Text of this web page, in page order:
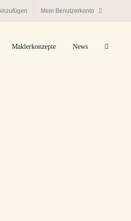
Mein Benutzerkonto
Maklerkonzepte News